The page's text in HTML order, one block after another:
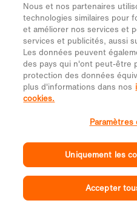
Nous et nos partenaires
technologies similaires pour
et améliorer nos services et
services et publicités, aussi
Les données peuvent
des pays qui n'ont peut-être
protection des données
plus d'informations dans nos
cookies.
Uniquement les
Accepter